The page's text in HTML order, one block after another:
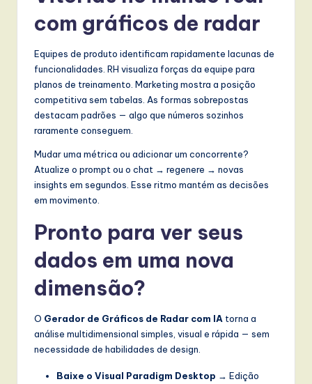
com gráficos de radar
Equipes de produto identificam rapidamente lacunas de
funcionalidades. RH visualiza forças da equipe para
planos de treinamento. Marketing mostra a posição
competitiva sem tabelas. As formas sobrepostas
destacam padrões — algo que números sozinhos
raramente conseguem.
Mudar uma métrica ou adicionar um concorrente?
Atualize o prompt ou o chat → regenere → novas
insights em segundos. Esse ritmo mantém as decisões
em movimento.
Pronto para ver seus
dados em uma nova
dimensão?
O Gerador de Gráficos de Radar com IA torna a
análise multidimensional simples, visual e rápida — sem
necessidade de habilidades de design.
Baixe o Visual Paradigm Desktop → Edição